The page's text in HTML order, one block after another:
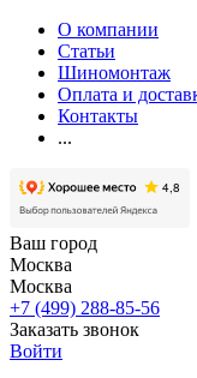
О компании
Статьи
Шиномонтаж
Оплата и
Контакты
...
Ваш город
Москва
Москва
+7 (499) 288-85-56
Заказать звонок
Войти